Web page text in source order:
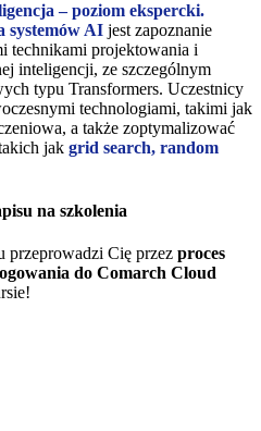
– poziom ekspercki.
systemów AI jest zapoznanie
technikami projektowania i
inteligencji, ze szczególnym
typu Transformers. Uczestnicy
technologiami, takimi jak
a także zoptymalizować
jak grid search, random
na szkolenia
przeprowadzi Cię przez proces
do Comarch Cloud